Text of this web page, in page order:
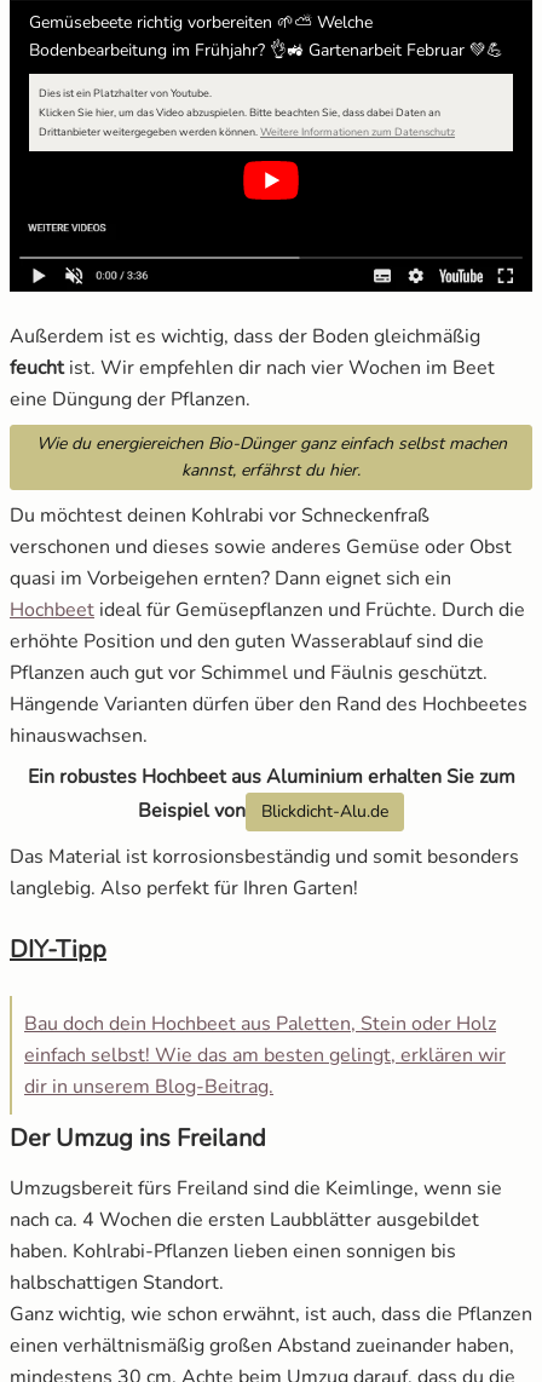
Gemüsebeete richtig vorbereiten 🌱⛅ Welche
Bodenbearbeitung im Frühjahr? 👌🚜 Gartenarbeit Februar 💚💪
Dies ist ein Platzhalter von Youtube.
Klicken Sie hier, um das Video abzuspielen.Bitte beachten Sie, dass dabei Daten an
Drittanbieter weitergegeben werden können.Weitere Informationen zum Datenschutzöffnet in neuem
Außerdem ist es wichtig, dass der Boden gleichmäßig
feuchtist. Wir empfehlen dir nach vier Wochen im Beet
eine Düngung der Pflanzen.
Wie du energiereichen Bio-Dünger ganz einfach selbst machen
kannst, erfährst du hier.
Du möchtest deinen Kohlrabi vor Schneckenfraß
verschonen und dieses sowie anderes Gemüse oder Obst
quasi im Vorbeigehen ernten? Dann eignet sich ein
Hochbeet ideal für Gemüsepflanzen und Früchte. Durch die
erhöhte Position und den guten Wasserablauf sind die
Pflanzen auch gut vor Schimmel und Fäulnis geschützt.
Hängende Varianten dürfen über den Rand des Hochbeetes
hinauswachsen.
Ein robustes Hochbeet aus Aluminium erhalten Sie zum
Beispiel von
Blickdicht-Alu.de
Das Material ist korrosionsbeständig und somit besonders
langlebig. Also perfekt für Ihren Garten!
DIY-Tipp
Bau doch dein Hochbeet aus Paletten, Stein oder Holz
einfach selbst! Wie das am besten gelingt, erklären wir
dir in unserem Blog-Beitrag.
Der Umzug ins Freiland
Umzugsbereit fürs Freiland sind die Keimlinge, wenn sie
nach ca. 4 Wochen die ersten Laubblätter ausgebildet
haben. Kohlrabi-Pflanzen lieben einen sonnigen bis
halbschattigen Standort.
Ganz wichtig, wie schon erwähnt, ist auch, dass die Pflanzen
einen verhältnismäßig großen Abstand zueinander haben,